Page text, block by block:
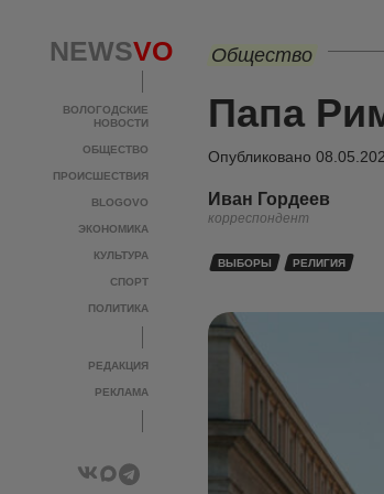
NEWSVO
ВОЛОГОДСКИЕ
НОВОСТИ
ОБЩЕСТВО
ПРОИСШЕСТВИЯ
BLOGOVO
ЭКОНОМИКА
КУЛЬТУРА
СПОРТ
ПОЛИТИКА
РЕДАКЦИЯ
РЕКЛАМА
Общество
Папа
Опубликовано
Иван Гордеев
корреспондент
ВЫБОРЫ РЕЛИГИЯ